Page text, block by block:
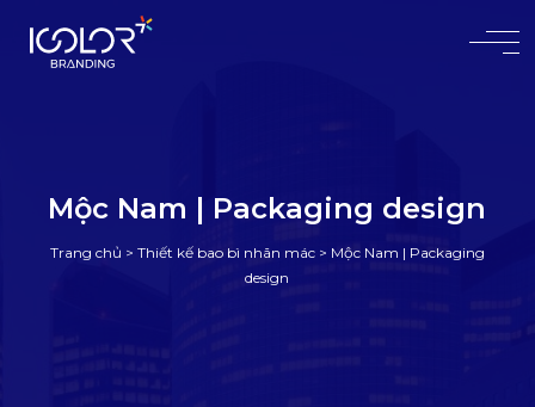
#
Mộc Nam | Packaging design
Trang chủ > Thiết kế bao bì nhãn mác> Mộc Nam | Packaging
design